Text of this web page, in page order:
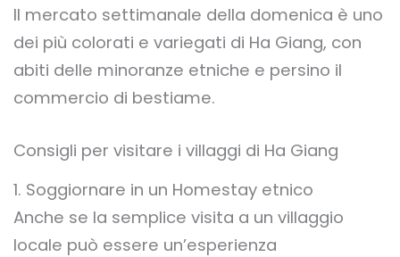
Il mercato settimanale della domenica è uno
dei più colorati e variegati di Ha Giang, con
abiti delle minoranze etniche e persino il
commercio di bestiame.
Consigli per visitare i villaggi di Ha Giang
1. Soggiornare in un Homestay etnico
Anche se la semplice visita a un villaggio
locale può essere un’esperienza